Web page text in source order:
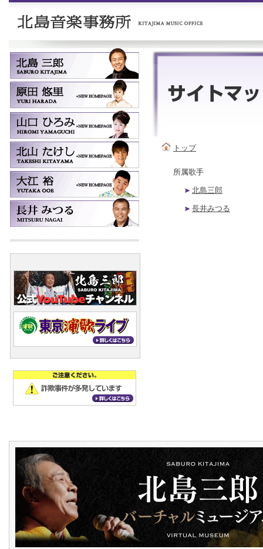
トップ
所属歌手
北島三郎
長井みつる